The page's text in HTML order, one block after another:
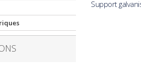
Support